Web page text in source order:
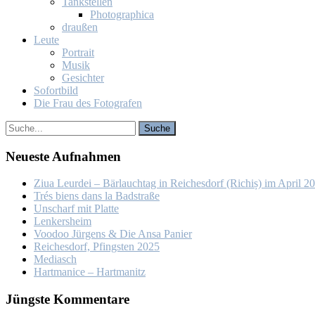
Pho­to­gra­phi­ca
drau­ßen
Leu­te
Por­trait
Mu­sik
Ge­sich­ter
So­fort­bild
Die Frau des Fo­to­gra­fen
Neu­es­te Auf­nah­men
Ziua Leur­dei – Bär­lauch­tag in Rei­ches­dorf (Ri­chiș) im April
Trés biens dans la Bad­stra­ße
Un­scharf mit Plat­te
Len­kers­heim
Voo­doo Jür­gens & Die An­sa Pa­nier
Rei­ches­dorf, Pfings­ten 2025
Me­dia­sch
Hart­ma­nice – Hart­ma­nitz
Jüngs­te Kom­men­ta­re